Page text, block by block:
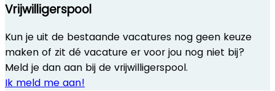
Vrijwilligerspool
Kun je uit de bestaande vacatures nog geen keuze
maken of zit dé vacature er voor jou nog niet bij?
Meld je dan aan bij de vrijwilligerspool.
Ik meld me aan!